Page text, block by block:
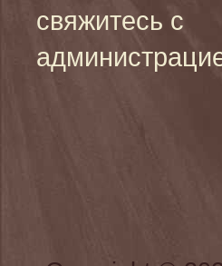
свяжитесь с